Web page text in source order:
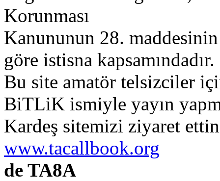
Korunması
Kanununun 28. maddesinin
göre istisna kapsamındadır.
Bu site amatör telsizciler
BiTLiK ismiyle yayın
Kardeş sitemizi ziyaret
www.tacallbook.org
de TA8A